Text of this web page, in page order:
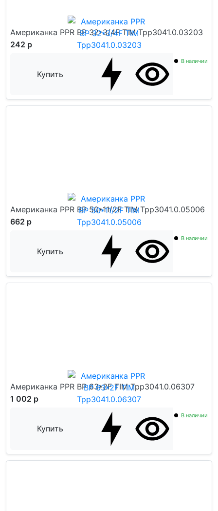
Американка PPR ВР 32*3/4F TIM Tpp3041.0.03203
242 р
Купить
В наличии
Американка PPR ВР 50*11/2F TIM Tpp3041.0.05006
662 р
Купить
В наличии
Американка PPR ВР 63*2F TIM Tpp3041.0.06307
1 002 р
Купить
В наличии